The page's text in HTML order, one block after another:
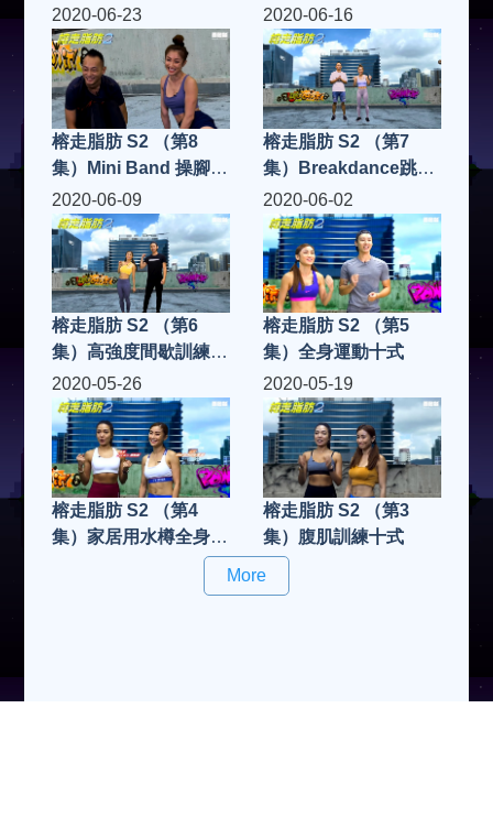
2020-06-23
榕走脂肪 S2 （第8
集）Mini Band 操腳十
式
2020-06-16
榕走脂肪 S2 （第7
集）Breakdance跳舞
十式
2020-06-09
榕走脂肪 S2 （第6
集）高強度間歇訓練十
式
2020-06-02
榕走脂肪 S2 （第5
集）全身運動十式
2020-05-26
榕走脂肪 S2 （第4
集）家居用水樽全身運
2020-05-19
榕走脂肪 S2 （第3
集）腹肌訓練十式
More